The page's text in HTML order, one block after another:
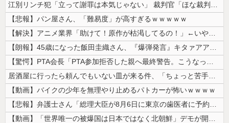
江別リンチ犯「立って謝罪は本気じゃない」 裁判官「ほな裁判で土下座して...
【悲報】パン屋さん、「難易度」が高すぎるｗｗｗｗｗ
【解決】アニメ業界「助けて！原作が枯渇してるの！」←いや既存作品の2期...
【朗報】45歳になった飯田圭織さん、『爆弾発言』キタァアアアアーーーー...
【驚愕】PTA会長「PTA参加拒否した親へ最終警告。こうなってもいい？...
居酒屋に行ったら頼んでもいない皿が来る件、「ちょっと苦手なのよ」とタレ...
【動画】バイクの少年を無理やり止めるパトカーが怖いｗｗｗｗ
【悲報】弁護士さん「総理大臣が8月6日に東京の歯医者に予約を入れるとい...
【動画】「世界唯一の被爆国は日本ではなく北朝鮮」デモが開催される